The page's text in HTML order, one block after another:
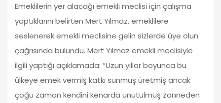
Emeklilerin yer alacağı emekli meclisi için çalışma
yaptıklarını belirten Mert Yılmaz, emeklilere
seslenerek emekli meclisine gelin sizlerde üye olun
çağrısında bulundu. Mert Yılmaz emekli meclisiyle
ilgili yaptığı açıklamada: “Uzun yıllar boyunca bu
ülkeye emek vermiş katkı sunmuş üretmiş ancak
çoğu zaman kendini kenarda unutulmuş zanneden